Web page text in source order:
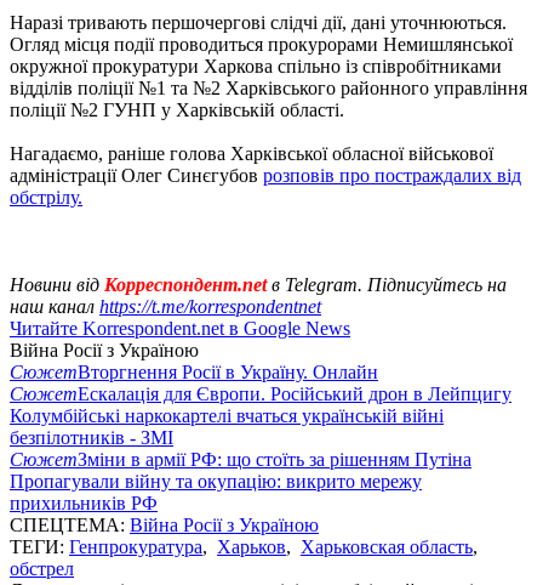
Наразі тривають першочергові слідчі дії, дані уточнюються.
Огляд місця події проводиться прокурорами Немишлянської
окружної прокуратури Харкова спільно із співробітниками
відділів поліції №1 та №2 Харківського районного управління
поліції №2 ГУНП у Харківській області.
Нагадаємо, раніше голова Харківської обласної військової
адміністрації Олег Синєгубов розповів про постраждалих від
обстрілу.
Новини від Корреспондент.netв Telegram. Підписуйтесь на
наш канал https://t.me/korrespondentnet
Читайте Korrespondent.net в Google News
Війна Росії з Україною
СюжетВторгнення Росії в Україну. Онлайн
СюжетЕскалація для Європи. Російський дрон в Лейпцигу
Колумбійські наркокартелі вчаться українській війні
безпілотників - ЗМІ
СюжетЗміни в армії РФ: що стоїть за рішенням Путіна
Пропагували війну та окупацію: викрито мережу
прихильників РФ
СПЕЦТЕМА: Війна Росії з Україною
ТЕГИ: Генпрокуратура, Харьков, Харьковская область,
обстрел